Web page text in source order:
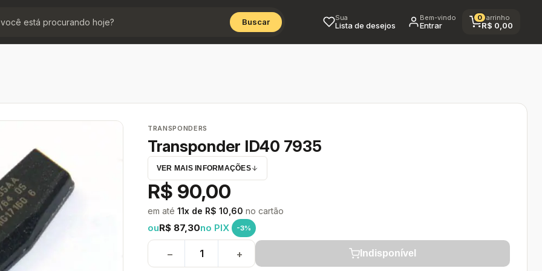
Buscar Sua
Lista de desejos
Bem-vindo
Entrar
0Carrinho
R$ 0,00
TRANSPONDERS
Transponder ID40 7935
VER MAIS INFORMAÇÕES
R$ 90,00
em até 11x de R$ 10,60 no cartão
ouR$ 87,30no PIX -3%
− + Indisponível